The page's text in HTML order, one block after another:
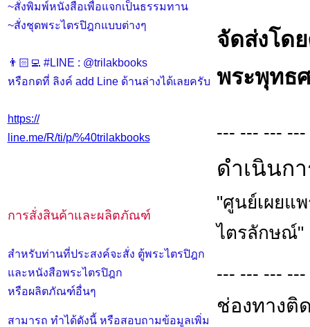
~สั่งพิมพ์หนังสือเพื่อแจกเป็นธรรมทาน
~สั่งชุดพระไตรปิฎกแบบต่างๆ
👨🏻‍💻 #LINE : @trilakbooks
หรือกดที่ ลิงค์ add Line ด้านล่างได้เลยครับ
https://
line.me/R/ti/p/%40trilakbooks
การสั่งสินค้าและผลิตภัณฑ์
สำหรับท่านที่ประสงค์จะสั่ง ตู้พระไตรปิฎก
และหนังสือพระไตรปิฎก
หรือผลิตภัณฑ์อื่นๆ
สามารถ ทำได้ดังนี้ หรือสอบถามข้อมูลเพิ่ม
จัดส่งโด
พระพุทธ
--- --- ---
ดำเนินก
"ศูนย์เผยแ
ไตรลักษณ์"
--- --- ---
ช่องทางติ